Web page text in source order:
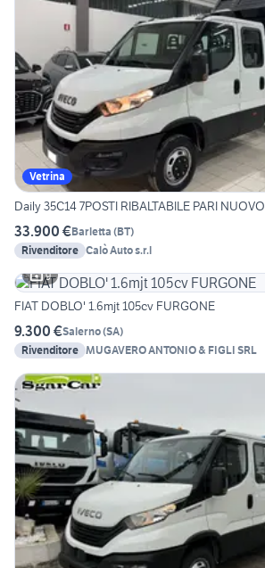
Vetrina
Daily 35C14 7POSTI RIBALTABILE PARI NUOVO
33.900 €Barletta (BT)
Rivenditore Calò Auto s.r.l
9
FIAT DOBLO' 1.6mjt 105cv FURGONE
9.300 €Salerno(SA)
Rivenditore MUGAVERO ANTONIO & FIGLI SRL